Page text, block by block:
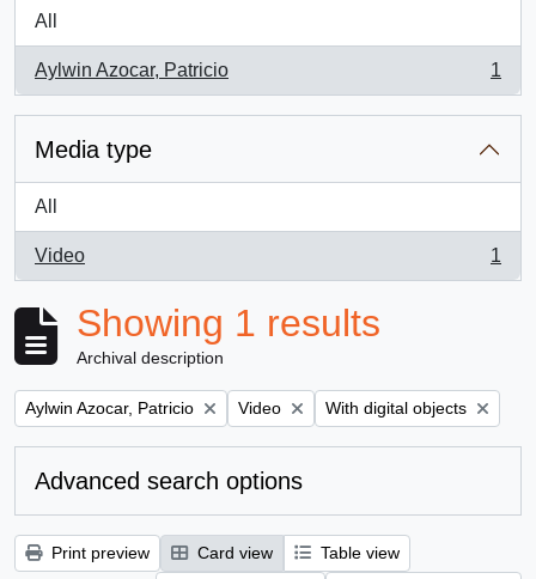
All
Aylwin Azocar, Patricio
, 1 results
1
Media type
All
Video
, 1 results
1
Showing 1 results
Archival description
Remove filter:
Aylwin Azocar, Patricio Remove filter:
Video Remove filter:
With digital objects
Advanced search options
Print preview Card view
Table view